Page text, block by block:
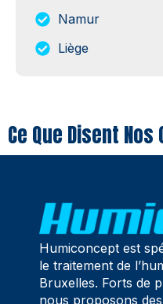
Namur
Liège
Ce Que Disent
Humiconcept est
le traitement de
Bruxelles. Forts de
nous proposons